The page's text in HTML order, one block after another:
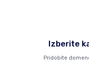
Izberite
Pridobite